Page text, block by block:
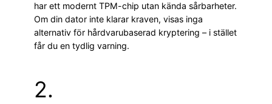
har ett modernt TPM-chip utan kända sårbarheter.
Om din dator inte klarar kraven, visas inga
alternativ för hårdvarubaserad kryptering – i stället
får du en tydlig varning.
2.